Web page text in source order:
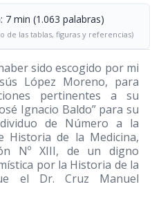
min (1.063 palabras)
de las tablas, figuras y referencias)
sido escogido por mi
López Moreno, para
pertinentes a su
Ignacio Baldo” para su
de Número a la
Historia de la Medicina,
Nº XIII, de un digno
por la Historia de la
el Dr. Cruz Manuel